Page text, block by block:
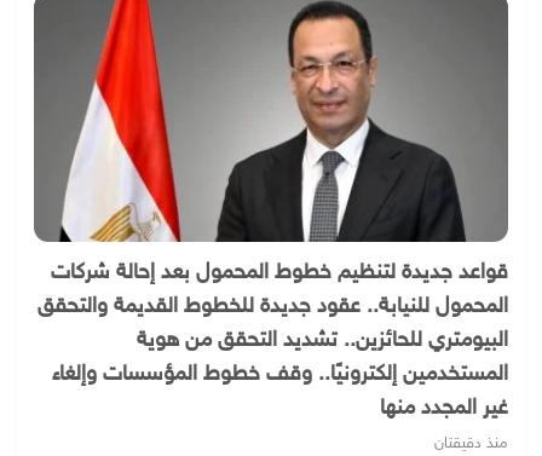
قواعد جديدة لتنظيم خطوط المحمول بعد إحالة شركات
المحمول للنيابة.. عقود جديدة للخطوط القديمة والتحقق
البيومتري للحائزين.. تشديد التحقق من هوية
المستخدمين إلكترونيًا.. وقف خطوط المؤسسات وإلغاء
غير المجدد منها
منذ دقيقتان